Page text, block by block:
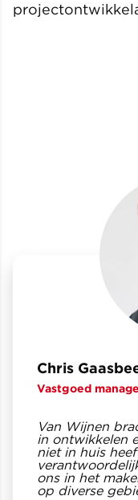
Chris
Vastgoed
Van Wijnen
in ontwikkelen
niet in huis
ons in het
op diverse